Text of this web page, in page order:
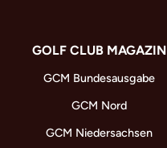
GOLF CLUB MAGAZIN
GCM Bundesausgabe
GCM Nord
GCM Niedersachsen